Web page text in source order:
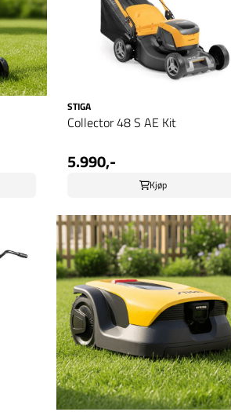
STIGA
Collector 48 S AE Kit
5.990,-
Kjøp